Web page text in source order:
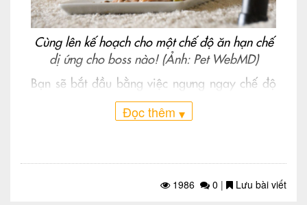
Cùng lên kế hoạch cho một chế độ ăn hạn chế
dị ứng cho boss nào! (Ảnh: Pet WebMD)
Bạn sẽ bắt đầu bằng việc ngưng ngay chế độ
ăn bình thường của mèo và thử bắt đầu với
từng loại thực phẩm khác nhau để xem phản
Mỗi thành phần thức ăn được thử nghiệm để
Đọc thêm ▾
1986 0 | Lưu bài viết